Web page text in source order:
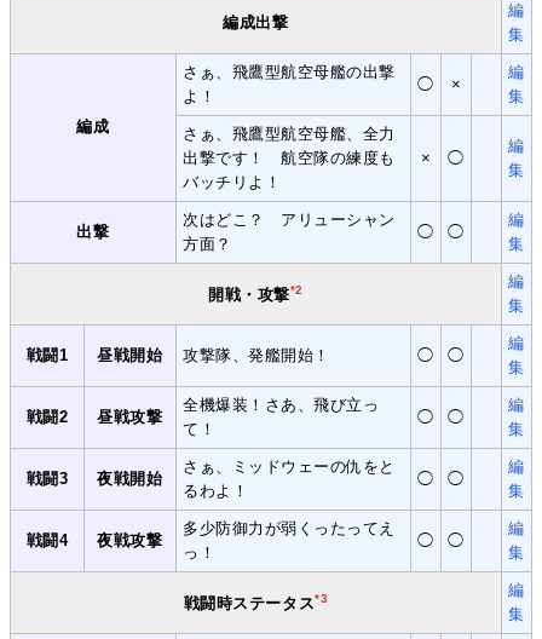
編成出撃
編
集
編成
さぁ、飛鷹型航空母艦の出撃
よ！
◯ ×
編
集
さぁ、飛鷹型航空母艦、全力
出撃です！ 航空隊の練度も
バッチリよ！
× ◯
編
集
出撃
次はどこ？ アリューシャン
方面？
◯ ◯
編
集
開戦・攻撃*2
編
集
戦闘1 昼戦開始 攻撃隊、発艦開始！ ◯ ◯
編
集
戦闘2 昼戦攻撃
全機爆装！さあ、飛び立っ
て！
◯ ◯
編
集
戦闘3 夜戦開始
さぁ、ミッドウェーの仇をと
るわよ！
◯ ◯
編
集
戦闘4 夜戦攻撃
多少防御力が弱くったってえ
っ！
◯ ◯
編
集
戦闘時ステータス*3
編
集